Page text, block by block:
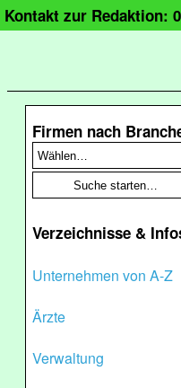
Kontakt zur Redaktion:
Firmen nach
Verzeichnisse &
Unternehmen von A-Z
Ärzte
Verwaltung